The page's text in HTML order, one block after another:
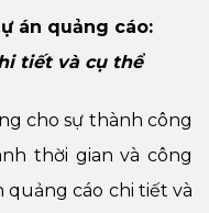
án quảng cáo:
tiết và cụ thể
cho sự thành công
thời gian và công
quảng cáo chi tiết và